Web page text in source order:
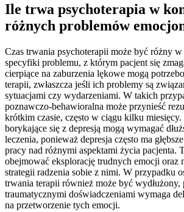
Ile trwa psychoterapia w
różnych problemów
Czas trwania psychoterapii może być różny w
specyfiki problemu, z którym pacjent się
cierpiące na zaburzenia lękowe mogą
terapii, zwłaszcza jeśli ich problemy są
sytuacjami czy wydarzeniami. W takich
poznawczo-behawioralna może przynieść
krótkim czasie, często w ciągu kilku
borykające się z depresją mogą wymagać
leczenia, ponieważ depresja często ma
pracy nad różnymi aspektami życia pacjenta.
obejmować eksplorację trudnych emocji oraz
strategii radzenia sobie z nimi. W przypadku
trwania terapii również może być wydłużony,
traumatycznymi doświadczeniami wymaga
na przetworzenie tych emocji.